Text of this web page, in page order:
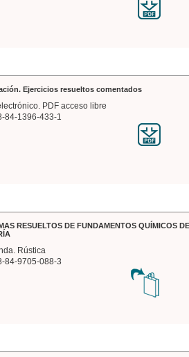
Ejercicios resueltos comentados
PDF acceso libre
84-1396-433-1
RESUELTOS DE FUNDAMENTOS QUÍMICOS
Rústica
84-9705-088-3